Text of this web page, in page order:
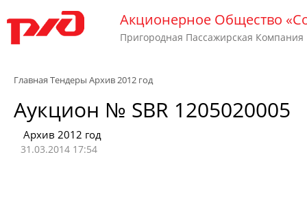
Акционерное Общество
Пригородная Пассажирская Компания
Главная Тендеры Архив 2012 год
Аукцион № SBR 1205020005
Архив 2012 год
31.03.2014 17:54